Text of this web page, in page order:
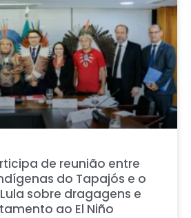
de reunião entre
do Tapajós e o
sobre dragagens e
ao El Niño